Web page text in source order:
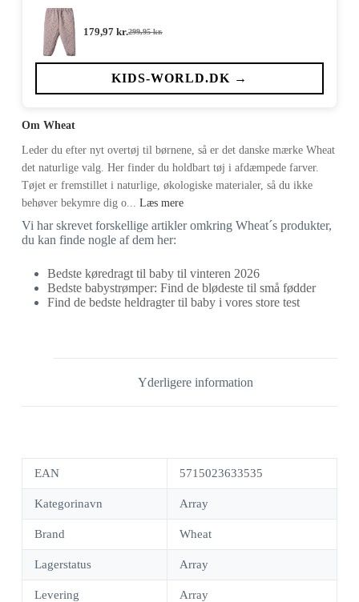
299,95kr.
Den
pris
var:
179,97 kr.Den
pris
er:
KIDS-WORLD.DK →
Om Wheat
Leder du efter nyt overtøj til børnene, så er det danske mærke Wheat
det naturlige valg. Her finder du holdbart tøj i afdæmpede farver.
Tøjet er fremstillet i naturlige, økologiske materialer, så du ikke
behøver bekymre dig o... Læs mere
Vi har skrevet forskellige artikler omkring Wheat´s produkter,
du kan finde nogle af dem her:
Bedste køredragt til baby til vinteren 2026
Bedste babystrømper: Find de blødeste til små fødder
Find de bedste heldragter til baby i vores store test
Yderligere information
EAN 5715023633535
Kategorinavn Array
Brand Wheat
Lagerstatus Array
Levering Array